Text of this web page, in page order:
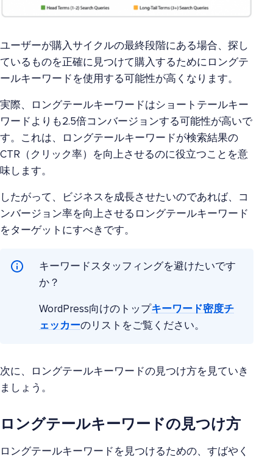
ユーザーが購入サイクルの最終段階にある場合、探し
ているものを正確に見つけて購入するためにロングテ
ールキーワードを使用する可能性が高くなります。
実際、ロングテールキーワードはショートテールキー
ワードよりも2.5倍コンバージョンする可能性が高いで
す。これは、ロングテールキーワードが検索結果の
CTR（クリック率）を向上させるのに役立つことを意
味します。
したがって、ビジネスを成長させたいのであれば、コ
ンバージョン率を向上させるロングテールキーワード
をターゲットにすべきです。
キーワードスタッフィングを避けたいです
か？
WordPress向けのトップキーワード密度チ
ェッカーのリストをご覧ください。
次に、ロングテールキーワードの見つけ方を見ていき
ましょう。
ロングテールキーワードの見つけ方
ロングテールキーワードを見つけるための、すばやく